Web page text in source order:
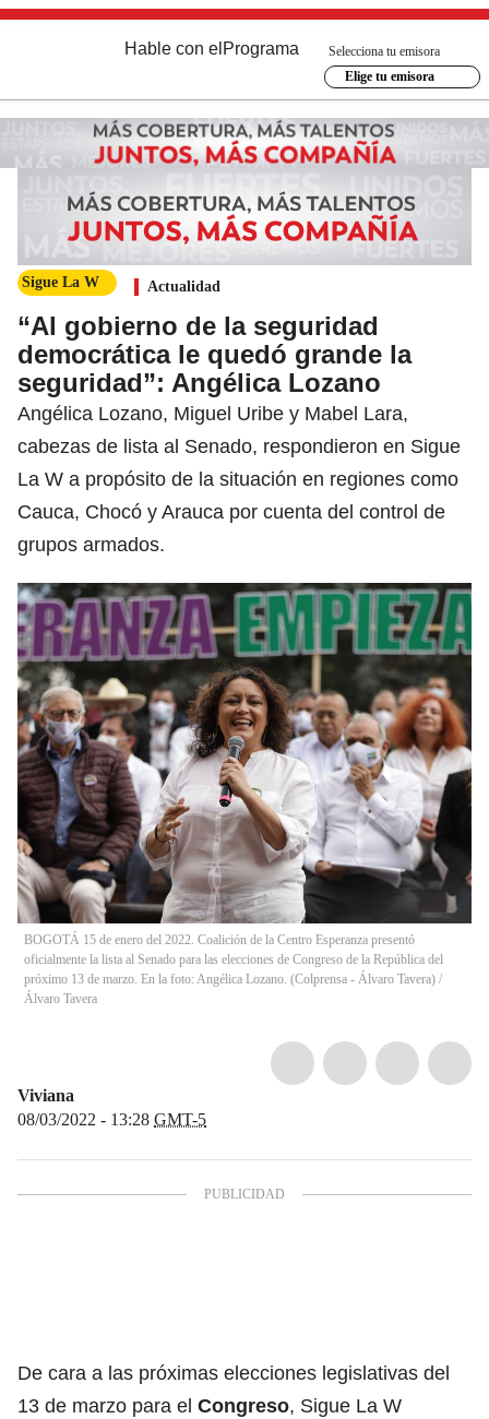
Hable con el Programa
Selecciona tu emisora
Elige tu emisora
Sigue La W Actualidad
“Al gobierno de la seguridad
democrática le quedó grande la
seguridad”: Angélica Lozano
Angélica Lozano, Miguel Uribe y Mabel Lara,
cabezas de lista al Senado, respondieron en Sigue
La W a propósito de la situación en regiones como
Cauca, Chocó y Arauca por cuenta del control de
grupos armados.
BOGOTÁ 15 de enero del 2022. Coalición de la Centro Esperanza presentó
oficialmente la lista al Senado para las elecciones de Congreso de la República del
próximo 13 de marzo. En la foto: Angélica Lozano. (Colprensa - Álvaro Tavera) /
Álvaro Tavera
Viviana
08/03/2022 - 13:28 GMT-5
De cara a las próximas elecciones legislativas del
13 de marzo para el Congreso, Sigue La W